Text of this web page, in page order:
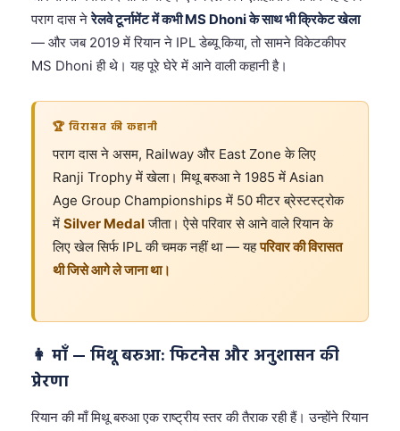
पराग दास नेरेलवे टूर्नामेंट में कभी MS Dhoni के साथ भी क्रिकेट खेला
— और जब 2019 में रियान ने IPL डेब्यू किया, तो सामने विकेटकीपर
MS Dhoni ही थे। यह पूरे घेरे में आने वाली कहानी है।
🏆 विरासत की कहानी
पराग दास ने असम, Railway और East Zone के लिए
Ranji Trophy में खेला। मिथू बरुआ ने 1985 में Asian
Age Group Championships में 50 मीटर ब्रेस्टस्ट्रोक
में Silver Medalजीता। ऐसे परिवार से आने वाले रियान के
लिए खेल सिर्फ IPL की चमक नहीं था — यहपरिवार की विरासत
थी जिसे आगे ले जाना था।
👩 माँ — मिथू बरुआ: फिटनेस और अनुशासन की
प्रेरणा
रियान की माँ मिथू बरुआ एक राष्ट्रीय स्तर की तैराक रही हैं। उन्होंने रियान